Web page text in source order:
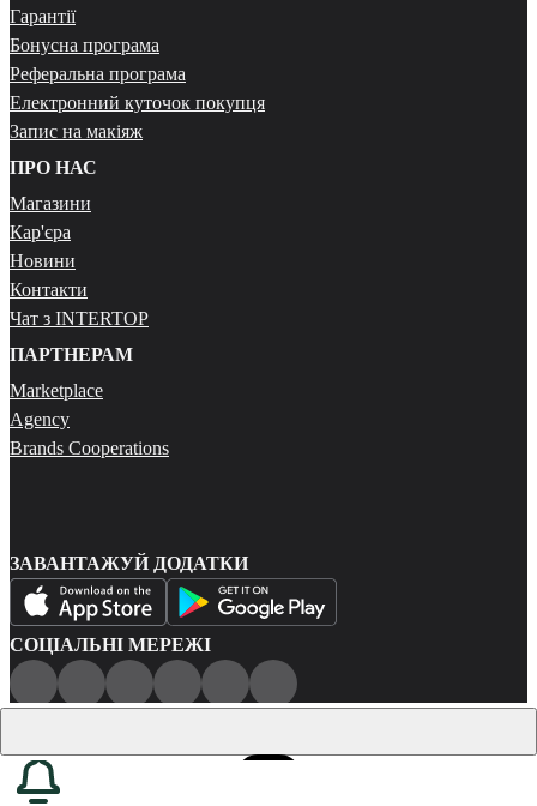
Гарантії
Бонусна програма
Реферальна програма
Електронний куточок покупця
Запис на макіяж
ПРО НАС
Магазини
Кар'єра
Новини
Контакти
Чат з INTERTOP
ПАРТНЕРАМ
Marketplace
Agency
Brands Cooperations
ЗАВАНТАЖУЙ ДОДАТКИ
СОЦІАЛЬНІ МЕРЕЖІ
Політика конфіденційності
Карта сайту